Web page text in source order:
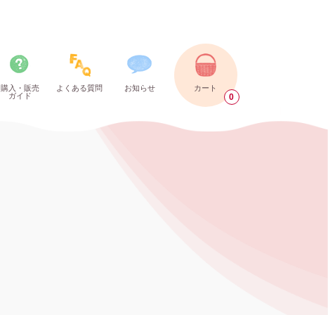
購入・販売
ガイド
よくある質問 お知らせ カート
0